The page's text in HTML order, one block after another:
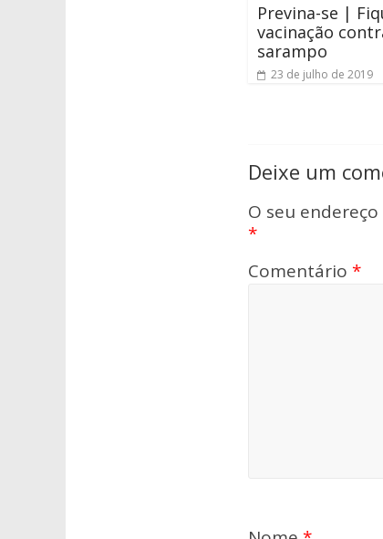
Previna-se |
vacinação
sarampo
23 de julho de 2019
Deixe um
O seu
*
Comentário *